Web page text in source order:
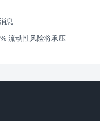
息
流动性风险将承压